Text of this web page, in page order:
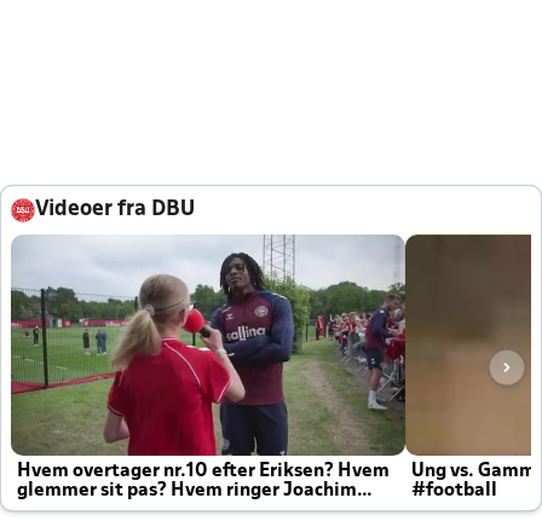
Videoer fra DBU
Hvem overtager nr.10 efter Eriksen? Hvem
glemmer sit pas? Hvem ringer Joachim
altid til efter kampe?
Ung vs.
#football